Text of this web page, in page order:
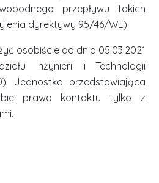
przepływu takich
dyrektywy 95/46/WE).
osobiście do dnia 05.03.2021
Inżynierii i Technologii
Jednostka przedstawiająca
prawo kontaktu tylko z